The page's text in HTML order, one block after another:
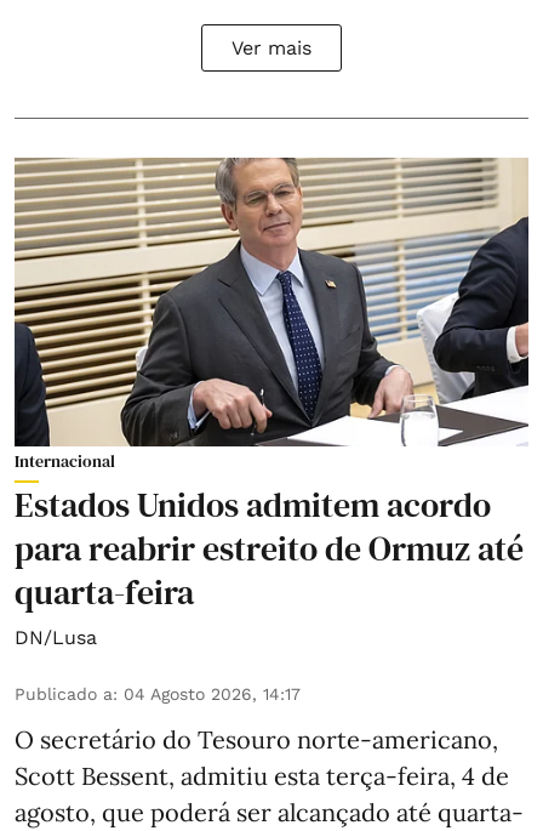
Ver mais
Internacional
Estados Unidos admitem acordo
para reabrir estreito de Ormuz até
quarta-feira
DN/Lusa
Publicado a: 04 Agosto 2026, 14:17
O secretário do Tesouro norte-americano,
Scott Bessent, admitiu esta terça-feira, 4 de
agosto, que poderá ser alcançado até quarta-